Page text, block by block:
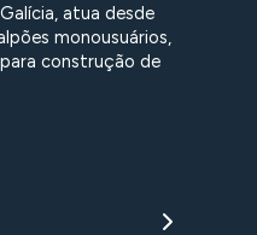
atua desde
monousuários,
construção de